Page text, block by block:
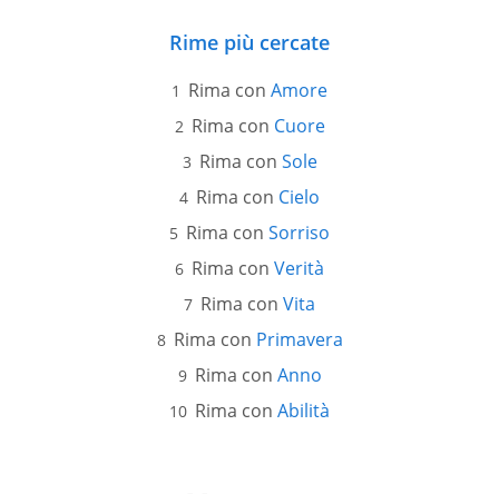
Rime più cercate
Rima con Amore
Rima con Cuore
Rima con Sole
Rima con Cielo
Rima con Sorriso
Rima con Verità
Rima con Vita
Rima con Primavera
Rima con Anno
Rima con Abilità